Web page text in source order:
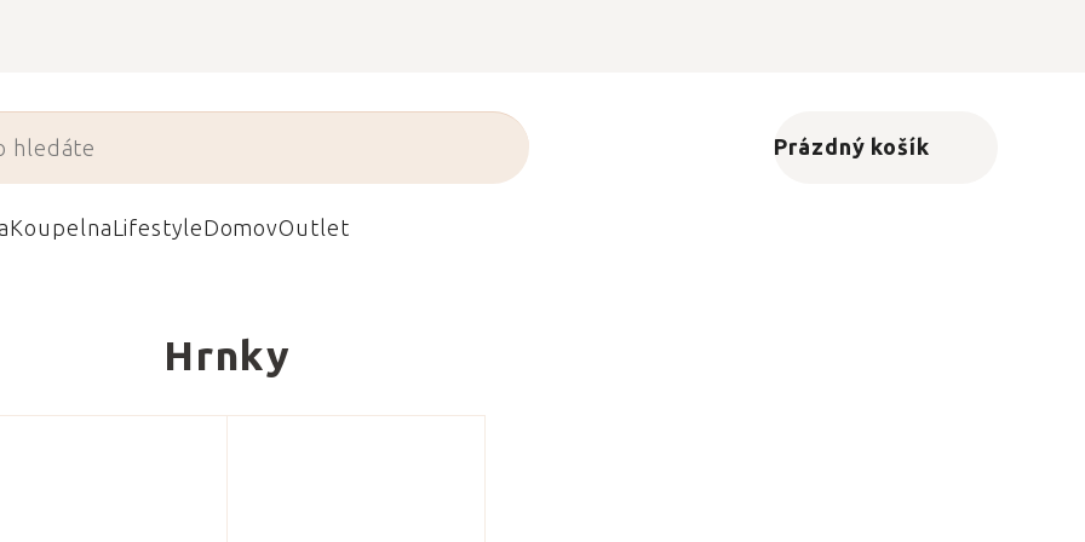
Nákupní košík
Prázdný košík
KoupelnaLifestyleDomovOutlet
Hrnky